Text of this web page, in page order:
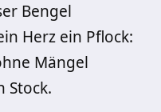
Bengel
Herz ein Pflock:
Mängel
Stock.